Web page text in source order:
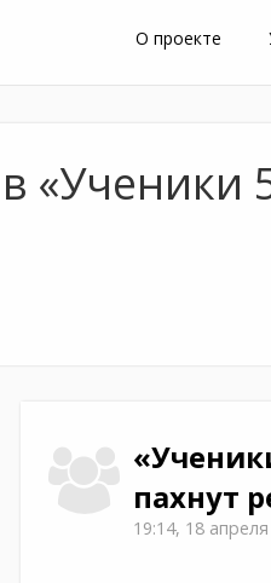
О проекте
«Ученики
пахнут
19:14, 18 апреля